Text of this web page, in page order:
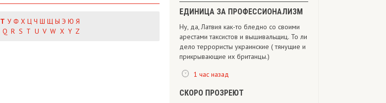
Т У Ф Х Ц Ч Ш Щ Ы Э Ю Я
Q R S T U V W X Y Z
ЕДИНИЦА ЗА ПРОФЕССИОНАЛИЗМ
Ну, да, Латвия как-то бледно со своими
арестами таксистов и вышивальщиц. То ли
дело террористы украинские ( тянущие и
прикрывающие их британцы.)
1 час назад
СКОРО ПРОЗРЕЮТ